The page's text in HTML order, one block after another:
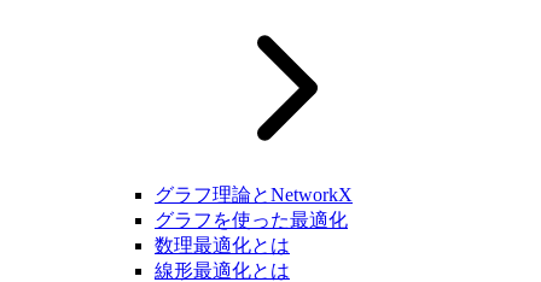
グラフ理論とNetworkX
グラフを使った最適化
数理最適化とは
線形最適化とは